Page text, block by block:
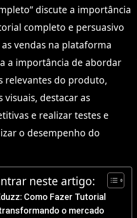
discute a importância
completo e persuasivo
vendas na plataforma
a importância de abordar
relevantes do produto,
destacar as
e realizar testes e
o desempenho do
neste artigo:
Como Fazer Tutorial
o mercado